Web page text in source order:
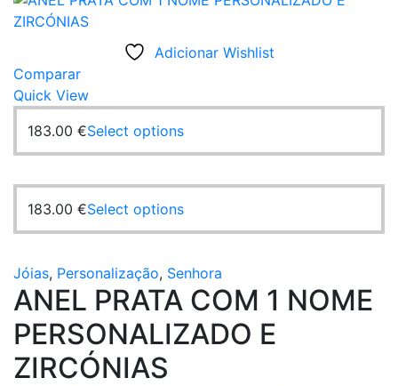
Adicionar Wishlist
Comparar
Quick View
183.00 €Select optionsThis
product
multiple
variants.
The
may
be
chosen
on
183.00 €Select optionsThis
product
multiple
variants.
The
options
Jóias, Personalização, Senhora
ANEL PRATA COM 1 NOME
PERSONALIZADO E
ZIRCÓNIAS